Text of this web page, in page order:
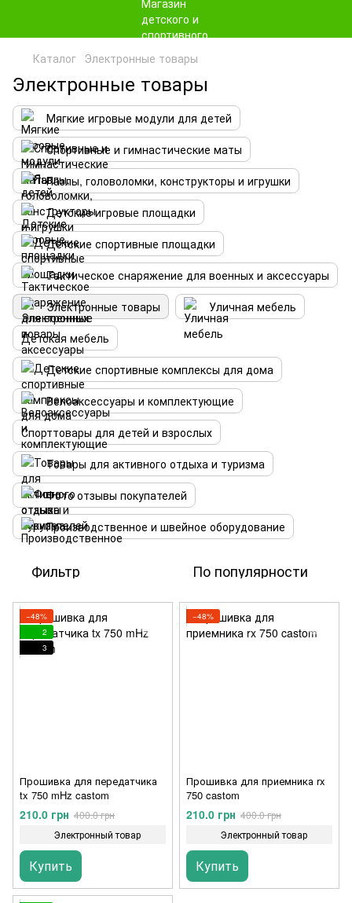
Каталог Электронные товары
Электронные товары
Мягкие игровые модули для детей
Спортивные и гимнастические маты
Пазлы, головоломки, конструкторы и игрушки
Детские игровые площадки
Детские спортивные площадки
Тактическое снаряжение для военных и аксессуары
Электронные товары
Уличная мебель
Детская мебель
Детские спортивные комплексы для дома
Велоаксессуары и комплектующие
Спорттовары для детей и взрослых
Товары для активного отдыха и туризма
Фото отзывы покупателей
Производственное и швейное оборудование
Фильтр По популярности
−48%
2
3
Прошивка для передатчика
tx 750 mHz castom
210.0 грн 400.0 грн
Электронный товар
Купить
−48%
Прошивка для приемника rx
750 castom
210.0 грн 400.0 грн
Электронный товар
Купить